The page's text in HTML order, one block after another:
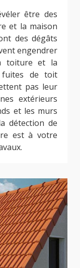
être des
et la maison
des dégâts
engendrer
toiture et la
fuites de toit
pas leur
extérieurs
et les murs
détection de
est à votre